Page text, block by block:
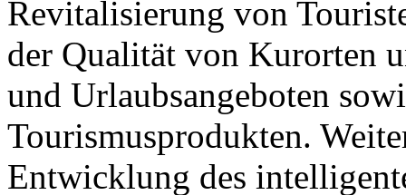
Revitalisierung von
der Qualität von Kurorten
und Urlaubsangeboten
Tourismusprodukten.
Entwicklung des